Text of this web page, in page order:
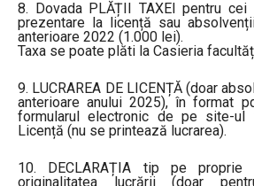
8. Dovada PLĂȚII TAXEI pentru
prezentare la licență sau
anterioare 2022 (1.000 lei).
Taxa se poate plăti la Casieria
9. LUCRAREA DE LICENȚĂ (doar
anterioare anului 2025), în format
formularul electronic de pe site-ul
Licență (nu se printează lucrarea).
10. DECLARAȚIA tip pe proprie
originalitatea lucrării (doar